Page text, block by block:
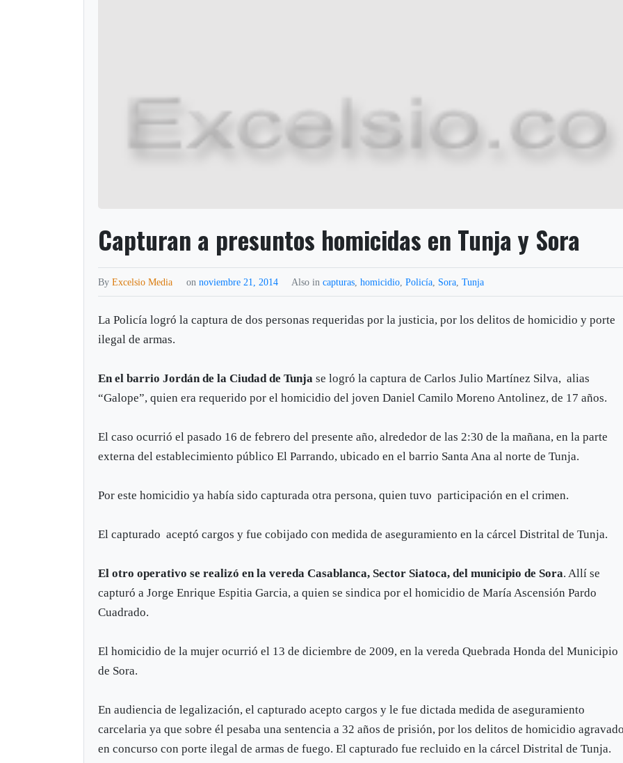
Capturan a presuntos homicidas en Tunja y Sora
ByExcelsio Media onnoviembre 21, 2014 Also incapturas ,homicidio ,Policía Sora ,Tunja
La Policía logró la captura de dos personas requeridas por la justicia, por los delitos de homicidio y porte
ilegal de armas.
En el barrio Jordán de la Ciudad de Tunjase logró la captura de Carlos Julio Martínez Silva, alias
“Galope”, quien era requerido por el homicidio del joven Daniel Camilo Moreno Antolinez, de 17 años.
El caso ocurrió el pasado 16 de febrero del presente año, alrededor de las 2:30 de la mañana, en la parte
externa del establecimiento público El Parrando, ubicado en el barrio Santa Ana al norte de Tunja.
Por este homicidio ya había sido capturada otra persona, quien tuvo participación en el crimen.
El capturado aceptó cargos y fue cobijado con medida de aseguramiento en la cárcel Distrital de Tunja.
El otro operativo se realizó en la vereda Casablanca, Sector Siatoca, del municipio de Sora. Allí se
capturó a Jorge Enrique Espitia Garcia, a quien se sindica por el homicidio de María Ascensión Pardo
Cuadrado.
El homicidio de la mujer ocurrió el 13 de diciembre de 2009, en la vereda Quebrada Honda del Municipio
de Sora.
En audiencia de legalización, el capturado acepto cargos y le fue dictada medida de aseguramiento
carcelaria ya que sobre él pesaba una sentencia a 32 años de prisión, por los delitos de homicidio
en concurso con porte ilegal de armas de fuego. El capturado fue recluido en la cárcel Distrital de Tunja.